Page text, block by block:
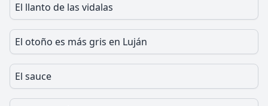
El llanto de las vidalas
El otoño es más gris en Luján
El sauce